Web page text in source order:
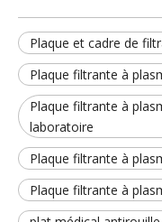
Plaque et cadre de
Plaque filtrante à
Plaque filtrante à
laboratoire
Plaque filtrante à
Plaque filtrante à